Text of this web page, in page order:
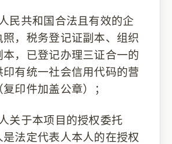
民共和国合法 且有效的企
，税务登记证副本、组织
，已登记办理三证合一的
有统一社会信用代码的营
复印件加盖公章） ；
关于本项目的授权委托
是法定代表人本人的在授权